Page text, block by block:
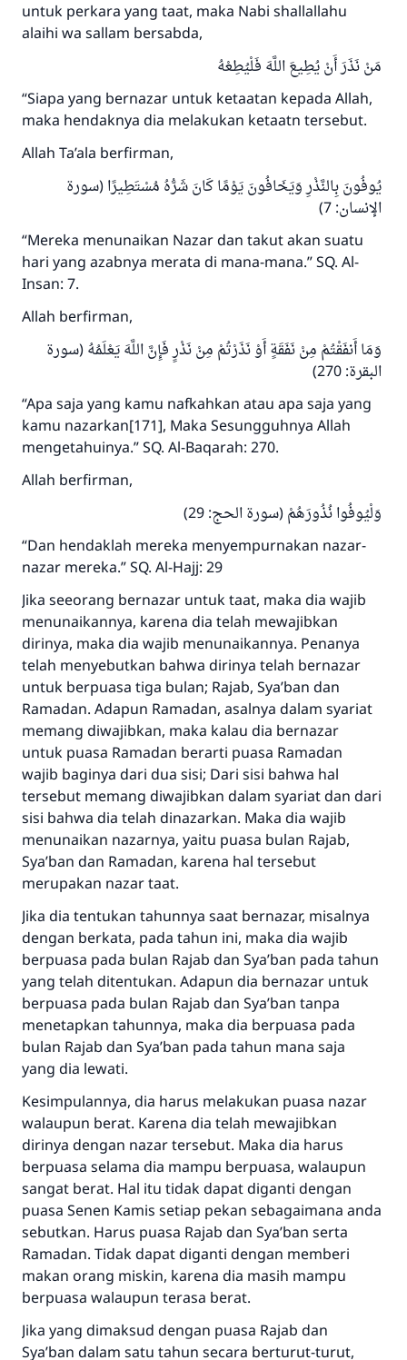
untuk perkara yang taat, maka Nabi shallallahu
alaihi wa sallam bersabda,
مَنْ نَذَرَ أَنْ يُطِيعَ اللَّهَ فَلْيُطِعْهُ
“Siapa yang bernazar untuk ketaatan kepada Allah,
maka hendaknya dia melakukan ketaatn tersebut.
Allah Ta’ala berfirman,
يُوفُونَ بِالنَّذْرِ وَيَخَافُونَ يَوْمًا كَانَ شَرُّهُ مُسْتَطِيرًا (سورة
الإنسان: 7)
“Mereka menunaikan Nazar dan takut akan suatu
hari yang azabnya merata di mana-mana.” SQ. Al-
Insan: 7.
Allah berfirman,
وَمَا أَنفَقْتُمْ مِنْ نَفَقَةٍ أَوْ نَذَرْتُمْ مِنْ نَذْرٍ فَإِنَّ اللَّهَ يَعْلَمُهُ (سورة
البقرة: 270)
“Apa saja yang kamu nafkahkan atau apa saja yang
kamu nazarkan[171], Maka Sesungguhnya Allah
mengetahuinya.” SQ. Al-Baqarah: 270.
Allah berfirman,
وَلْيُوفُوا نُذُورَهُمْ (سورة الحج: 29)
“Dan hendaklah mereka menyempurnakan nazar-
nazar mereka.” SQ. Al-Hajj: 29
Jika seeorang bernazar untuk taat, maka dia wajib
menunaikannya, karena dia telah mewajibkan
dirinya, maka dia wajib menunaikannya. Penanya
telah menyebutkan bahwa dirinya telah bernazar
untuk berpuasa tiga bulan; Rajab, Sya’ban dan
Ramadan. Adapun Ramadan, asalnya dalam syariat
memang diwajibkan, maka kalau dia bernazar
untuk puasa Ramadan berarti puasa Ramadan
wajib baginya dari dua sisi; Dari sisi bahwa hal
tersebut memang diwajibkan dalam syariat dan dari
sisi bahwa dia telah dinazarkan. Maka dia wajib
menunaikan nazarnya, yaitu puasa bulan Rajab,
Sya’ban dan Ramadan, karena hal tersebut
merupakan nazar taat.
Jika dia tentukan tahunnya saat bernazar, misalnya
dengan berkata, pada tahun ini, maka dia wajib
berpuasa pada bulan Rajab dan Sya’ban pada tahun
yang telah ditentukan. Adapun dia bernazar untuk
berpuasa pada bulan Rajab dan Sya’ban tanpa
menetapkan tahunnya, maka dia berpuasa pada
bulan Rajab dan Sya’ban pada tahun mana saja
yang dia lewati.
Kesimpulannya, dia harus melakukan puasa nazar
walaupun berat. Karena dia telah mewajibkan
dirinya dengan nazar tersebut. Maka dia harus
berpuasa selama dia mampu berpuasa, walaupun
sangat berat. Hal itu tidak dapat diganti dengan
puasa Senen Kamis setiap pekan sebagaimana anda
sebutkan. Harus puasa Rajab dan Sya’ban serta
Ramadan. Tidak dapat diganti dengan memberi
makan orang miskin, karena dia masih mampu
berpuasa walaupun terasa berat.
Jika yang dimaksud dengan puasa Rajab dan
Sya’ban dalam satu tahun secara berturut-turut,
Jawaban no. 110845
menyelamatkan pernikahan.
Bantu kami dalam memberikan jawaban untuk umat
"Siapa yang menunjukkan suatu kebaikan,
meka dia akan mendapatkan pahala yang
sama dengan orang yang melakukannya"
MUSLIM, 1893
Saham